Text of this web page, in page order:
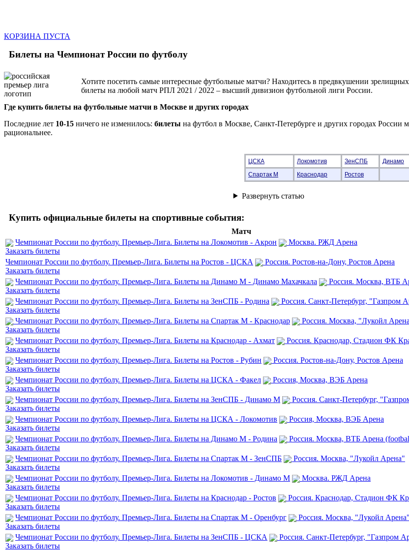
КОРЗИНА ПУСТА
Билеты на Чемпионат России по футболу
Хотите посетить самые интересные футбольные матчи? Находитесь в предвкушении
билеты на любой матч РПЛ 2021 / 2022 – высший дивизион футбольной лиги России.
Где купить билеты на футбольные матчи в Москве и других городах
Последние лет 10-15 ничего не изменилось: билеты на футбол в Москве, Санкт-Петербурге и других городах России
рациональнее.
ЦСКА Локомотив ЗенСПБ
Динамо
Спартак М
Краснодар Ростов
Купить официальные билеты на спортивные события:
Матч
Чемпионат России по футболу. Премьер-Лига. Билеты на Локомотив - Акрон
Москва. РЖД Арена
Заказать билеты
Чемпионат России по футболу. Премьер-Лига. Билеты на Ростов - ЦСКА
Россия. Ростов-на-Дону, Ростов Арена
Заказать билеты
Чемпионат России по футболу. Премьер-Лига. Билеты на Динамо М - Динамо Махачкала
Россия. Москва, ВТБ
Заказать билеты
Чемпионат России по футболу. Премьер-Лига. Билеты на ЗенСПБ - Родина
Россия. Санкт-Петербург, "Газпром
Заказать билеты
Чемпионат России по футболу. Премьер-Лига. Билеты на Спартак М - Краснодар
Россия. Москва, "Лукойл
Заказать билеты
Чемпионат России по футболу. Премьер-Лига. Билеты на Краснодар - Ахмат
Россия. Краснодар, Стадион ФК
Заказать билеты
Чемпионат России по футболу. Премьер-Лига. Билеты на Ростов - Рубин
Россия. Ростов-на-Дону, Ростов Арена
Заказать билеты
Чемпионат России по футболу. Премьер-Лига. Билеты на ЦСКА - Факел
Россия, Москва, ВЭБ Арена
Заказать билеты
Чемпионат России по футболу. Премьер-Лига. Билеты на ЗенСПБ - Динамо М
Россия. Санкт-Петербург,
Заказать билеты
Чемпионат России по футболу. Премьер-Лига. Билеты на ЦСКА - Локомотив
Россия, Москва, ВЭБ Арена
Заказать билеты
Чемпионат России по футболу. Премьер-Лига. Билеты на Динамо М - Родина
Россия. Москва, ВТБ Арена
Заказать билеты
Чемпионат России по футболу. Премьер-Лига. Билеты на Спартак М - ЗенСПБ
Россия. Москва, "Лукойл Арена"
Заказать билеты
Чемпионат России по футболу. Премьер-Лига. Билеты на Локомотив - Динамо М
Москва. РЖД Арена
Заказать билеты
Чемпионат России по футболу. Премьер-Лига. Билеты на Краснодар - Ростов
Россия. Краснодар, Стадион ФК
Заказать билеты
Чемпионат России по футболу. Премьер-Лига. Билеты на Спартак М - Оренбург
Россия. Москва, "Лукойл Арена"
Заказать билеты
Чемпионат России по футболу. Премьер-Лига. Билеты на ЗенСПБ - ЦСКА
Россия. Санкт-Петербург, "Газпром
Заказать билеты